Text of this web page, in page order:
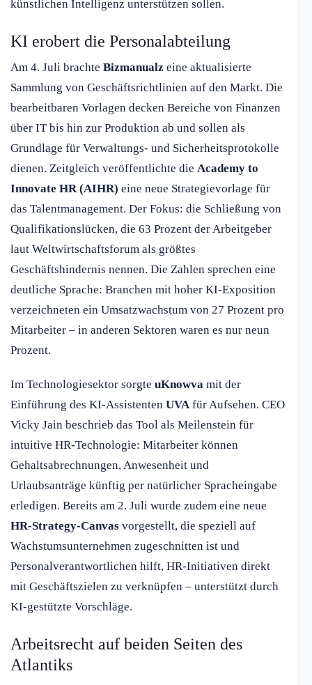
künstlichen Intelligenz unterstützen sollen.
KI erobert die Personalabteilung
Am 4. Juli brachte Bizmanualz eine aktualisierte
Sammlung von Geschäftsrichtlinien auf den Markt. Die
bearbeitbaren Vorlagen decken Bereiche von Finanzen
über IT bis hin zur Produktion ab und sollen als
Grundlage für Verwaltungs- und Sicherheitsprotokolle
dienen. Zeitgleich veröffentlichte die Academy to
Innovate HR (AIHR) eine neue Strategievorlage für
das Talentmanagement. Der Fokus: die Schließung von
Qualifikationslücken, die 63 Prozent der Arbeitgeber
laut Weltwirtschaftsforum als größtes
Geschäftshindernis nennen. Die Zahlen sprechen eine
deutliche Sprache: Branchen mit hoher KI-Exposition
verzeichneten ein Umsatzwachstum von 27 Prozent pro
Mitarbeiter – in anderen Sektoren waren es nur neun
Prozent.
Im Technologiesektor sorgte uKnowva mit der
Einführung des KI-Assistenten UVA für Aufsehen. CEO
Vicky Jain beschrieb das Tool als Meilenstein für
intuitive HR-Technologie: Mitarbeiter können
Gehaltsabrechnungen, Anwesenheit und
Urlaubsanträge künftig per natürlicher Spracheingabe
erledigen. Bereits am 2. Juli wurde zudem eine neue
HR-Strategy-Canvas vorgestellt, die speziell auf
Wachstumsunternehmen zugeschnitten ist und
Personalverantwortlichen hilft, HR-Initiativen direkt
mit Geschäftszielen zu verknüpfen – unterstützt durch
KI-gestützte Vorschläge.
Arbeitsrecht auf beiden Seiten des
Atlantiks